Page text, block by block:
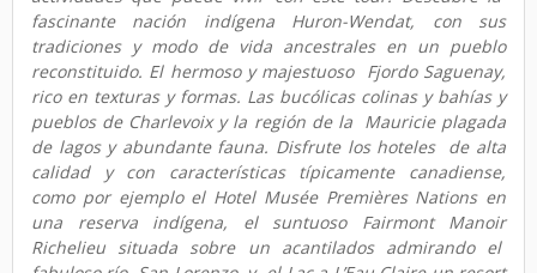
fascinante nación indígena Huron-Wendat, con sus
tradiciones y modo de vida ancestrales en un pueblo
reconstituido. El hermoso y majestuoso Fjordo Saguenay,
rico en texturas y formas. Las bucólicas colinas y bahías y
pueblos de Charlevoix y la región de la Mauricie plagada
de lagos y abundante fauna. Disfrute los hoteles de alta
calidad y con características típicamente canadiense,
como por ejemplo el Hotel Musée Premières Nations en
una reserva indígena, el suntuoso Fairmont Manoir
Richelieu situada sobre un acantilados admirando el